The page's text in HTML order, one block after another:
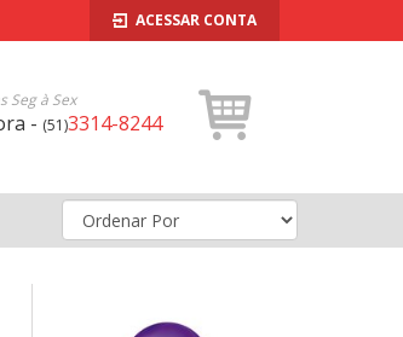
ACESSAR CONTA
Seg à Sex
- (51)3314-8244